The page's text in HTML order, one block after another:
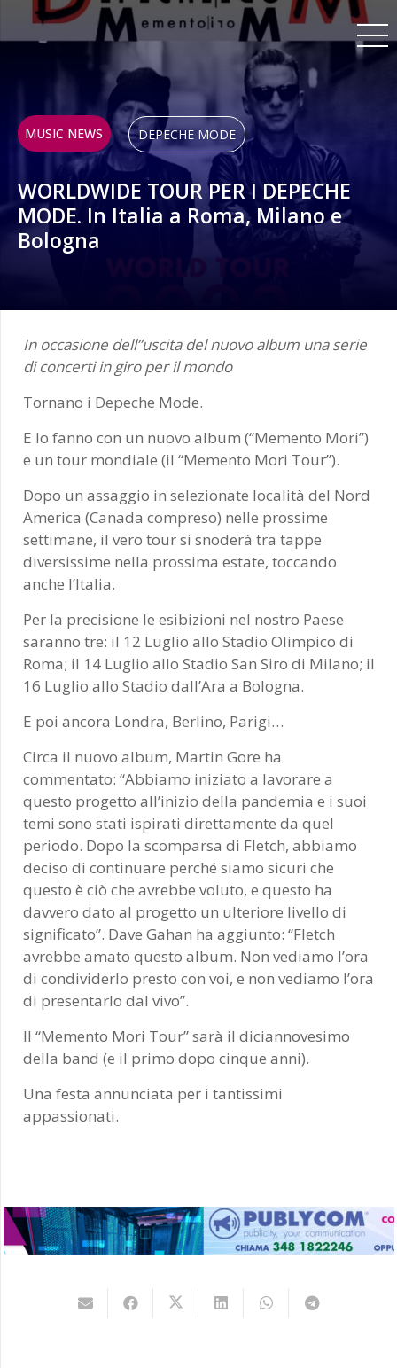
MUSIC NEWS DEPECHE MODE
WORLDWIDE TOUR PER I DEPECHE
MODE. In Italia a Roma, Milano e
Bologna
In occasione dell’’uscita del nuovo album una serie
di concerti in giro per il mondo
Tornano i Depeche Mode.
E lo fanno con un nuovo album (“Memento Mori”)
e un tour mondiale (il “Memento Mori Tour”).
Dopo un assaggio in selezionate località del Nord
America (Canada compreso) nelle prossime
settimane, il vero tour si snoderà tra tappe
diversissime nella prossima estate, toccando
anche l’Italia.
Per la precisione le esibizioni nel nostro Paese
saranno tre: il 12 Luglio allo Stadio Olimpico di
Roma; il 14 Luglio allo Stadio San Siro di Milano; il
16 Luglio allo Stadio dall’Ara a Bologna.
E poi ancora Londra, Berlino, Parigi…
Circa il nuovo album, Martin Gore ha
commentato: “Abbiamo iniziato a lavorare a
questo progetto all’inizio della pandemia e i suoi
temi sono stati ispirati direttamente da quel
periodo. Dopo la scomparsa di Fletch, abbiamo
deciso di continuare perché siamo sicuri che
questo è ciò che avrebbe voluto, e questo ha
davvero dato al progetto un ulteriore livello di
significato”. Dave Gahan ha aggiunto: “Fletch
avrebbe amato questo album. Non vediamo l’ora
di condividerlo presto con voi, e non vediamo l’ora
di presentarlo dal vivo”.
Il “Memento Mori Tour” sarà il diciannovesimo
della band (e il primo dopo cinque anni).
Una festa annunciata per i tantissimi
appassionati.